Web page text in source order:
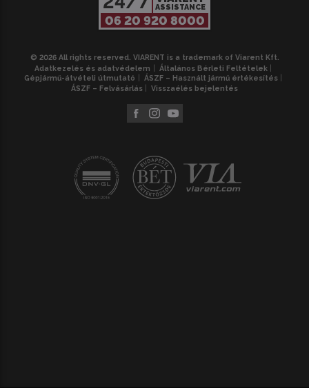
ASSISTANCE
06 20 920 8000
© 2026 All rights reserved. VIARENT is a trademark of Viarent Kft.
Adatkezelés és adatvédelem
Általános Bérleti Feltételek
Gépjármű-átvételi útmutató
ÁSZF – Használt jármű értékesítés
ÁSZF – Felvásárlás
Visszaélés bejelentés